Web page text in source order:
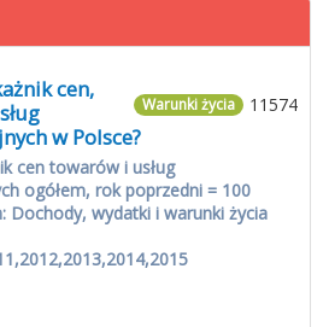
11574
Warunki życia
cen,
w Polsce?
cen towarów i usług
ogółem, rok poprzedni = 100
Dochody, wydatki i warunki życia